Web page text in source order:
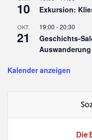
10 Exkursion:
OKT.
21
19:00 -20:30
Geschichts-
Kalender anzeigen
Die